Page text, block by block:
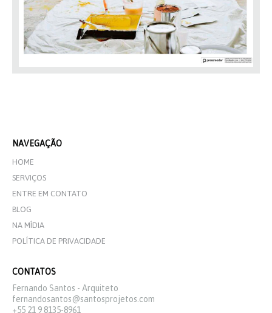
NAVEGAÇÃO
HOME
SERVIÇOS
ENTRE EM CONTATO
BLOG
NA MÍDIA
POLÍTICA DE PRIVACIDADE
CONTATOS
Fernando Santos - Arquiteto
fernandosantos@santosprojetos.com
+55 21 9 8135-8961